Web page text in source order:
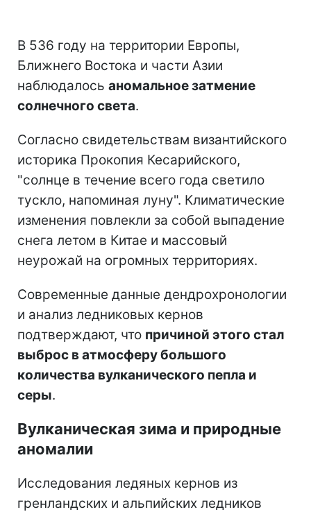
В 536 году на территории Европы,
Ближнего Востока и части Азии
наблюдалось аномальное затмение
солнечного света.
Согласно свидетельствам византийского
историка Прокопия Кесарийского,
"солнце в течение всего года светило
тускло, напоминая луну". Климатические
изменения повлекли за собой выпадение
снега летом в Китае и массовый
неурожай на огромных территориях.
Современные данные дендрохронологии
и анализ ледниковых кернов
подтверждают, что причиной этого стал
выброс в атмосферу большого
количества вулканического пепла и
серы.
Вулканическая зима и природные
аномалии
Исследования ледяных кернов из
гренландских и альпийских ледников